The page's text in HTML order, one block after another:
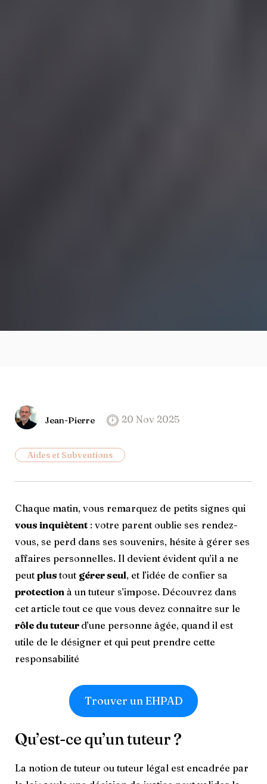
Jean-Pierre 20 Nov 2025
Aides et Subventions
Chaque matin, vous remarquez de petits signes qui
vous inquiètent : votre parent oublie ses rendez-
vous, se perd dans ses souvenirs, hésite à gérer ses
affaires personnelles. Il devient évident qu’il a ne
peut plustout gérer seul, et l’idée de confier sa
protection à un tuteur s’impose. Découvrez dans
cet article tout ce que vous devez connaître sur le
rôle du tuteur d’une personne âgée, quand il est
utile de le désigner et qui peut prendre cette
responsabilité
Trouver un EHPAD
Qu’est-ce qu’un tuteur ?
La notion de tuteur ou tuteur légal est encadrée par